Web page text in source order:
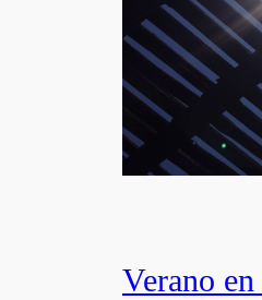
Verano